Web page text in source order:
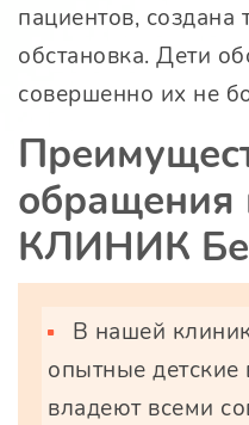
пациентов, создана
обстановка. Дети
совершенно их не
КЛИНИК
В нашей
опытные детские
владеют всеми